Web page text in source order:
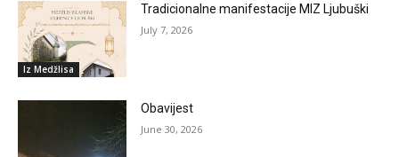
Iz Medžlisa
Tradicionalne manifestacije MIZ Ljubuški
July 7, 2026
Obavijest
June 30, 2026